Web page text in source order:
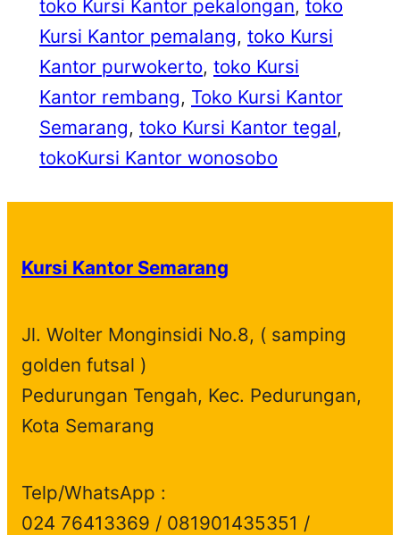
toko Kursi Kantor pekalongan, toko
Kursi Kantor pemalang, toko Kursi
Kantor purwokerto, toko Kursi
Kantor rembang, Toko Kursi Kantor
Semarang, toko Kursi Kantor tegal
tokoKursi Kantor wonosobo
Kursi Kantor Semarang
Jl. Wolter Monginsidi No.8, ( samping
golden futsal )
Pedurungan Tengah, Kec. Pedurungan,
Kota Semarang
Telp/WhatsApp :
024 76413369 / 081901435351 /